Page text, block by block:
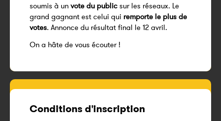
soumis à un vote du public sur les réseaux. Le
grand gagnant est celui qui remporte le plus de
votes. Annonce du résultat final le 12 avril.
On a hâte de vous écouter !
Conditions d'inscription